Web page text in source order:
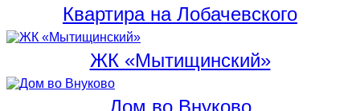
Квартира на Лобачевского
ЖК «Мытищинский»
Дом во Внуково